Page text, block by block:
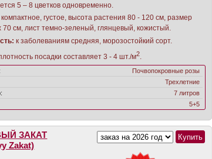
5 – 8 цветков одновременно.
компактное, густое, высота растения 80 - 120 см, размер
70 см, лист темно-зеленый, глянцевый, кожистый.
к заболеваниям средняя, морозостойкий сорт.
посадки составляет 3 - 4 шт./м2.
Почвопокровные розы
Трехлетние
7 литров
5+5
ЗАКАТ
Zakat)